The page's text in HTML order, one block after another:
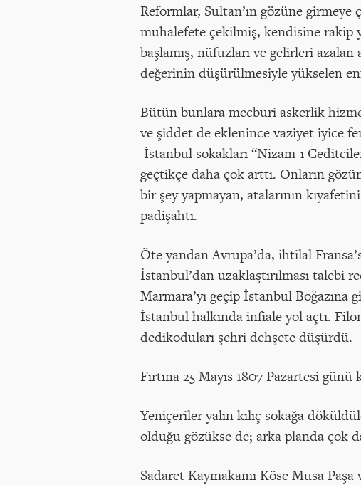
Reformlar, Sultan’ın gözüne
muhalefete çekilmiş, kendisine rakip
başlamış, nüfuzları ve gelirleri
değerinin düşürülmesiyle yükselen
Bütün bunlara mecburi askerlik
ve şiddet de eklenince vaziyet iyice
İstanbul sokakları “Nizam-ı
geçtikçe daha çok arttı. Onların
bir şey yapmayan, atalarının
padişahtı.
Öte yandan Avrupa’da, ihtilal
İstanbul’dan uzaklaştırılması talebi
Marmara’yı geçip İstanbul
İstanbul halkında infiale yol açtı.
dedikoduları şehri dehşete düşürdü.
Fırtına 25 Mayıs 1807 Pazartesi günü
Yeniçeriler yalın kılıç sokağa
olduğu gözükse de; arka planda çok
Sadaret Kaymakamı Köse Musa